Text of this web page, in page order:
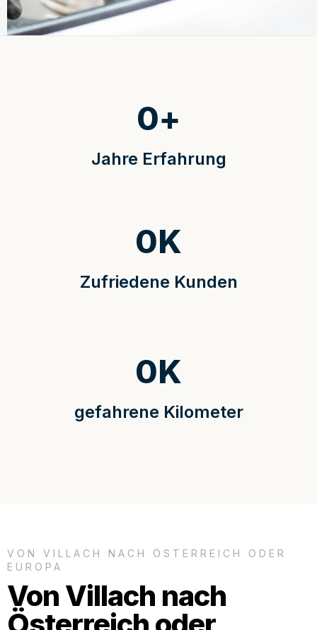
Jahre Erfahrung
0+
Zufriedene Kunden
0K
gefahrene Kilometer
0K
VON VILLACH NACH ÖSTERREICH ODER
EUROPA
Von Villach nach